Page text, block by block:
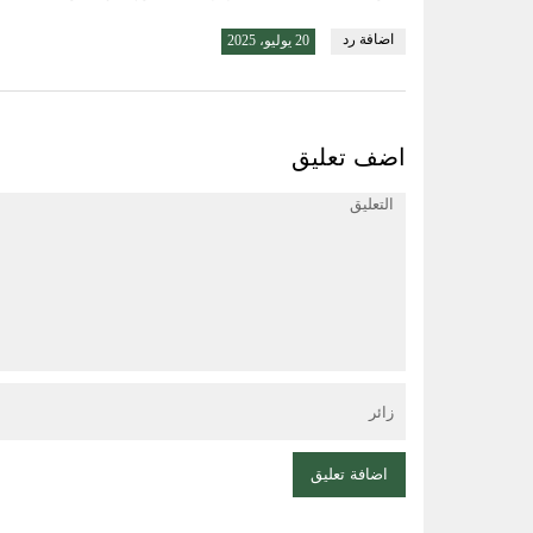
اضافة رد 20 يوليو، 2025
اضف تعليق